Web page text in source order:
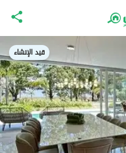
قيد الإنشاء